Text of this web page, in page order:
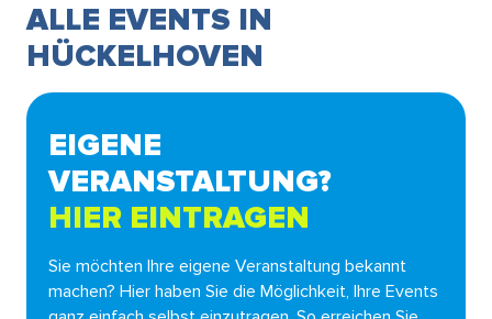
ALLE EVENTS IN
HÜCKELHOVEN
EIGENE
VERANSTALTUNG?
HIER EINTRAGEN
Sie möchten Ihre eigene Veranstaltung bekannt
machen? Hier haben Sie die Möglichkeit, Ihre Events